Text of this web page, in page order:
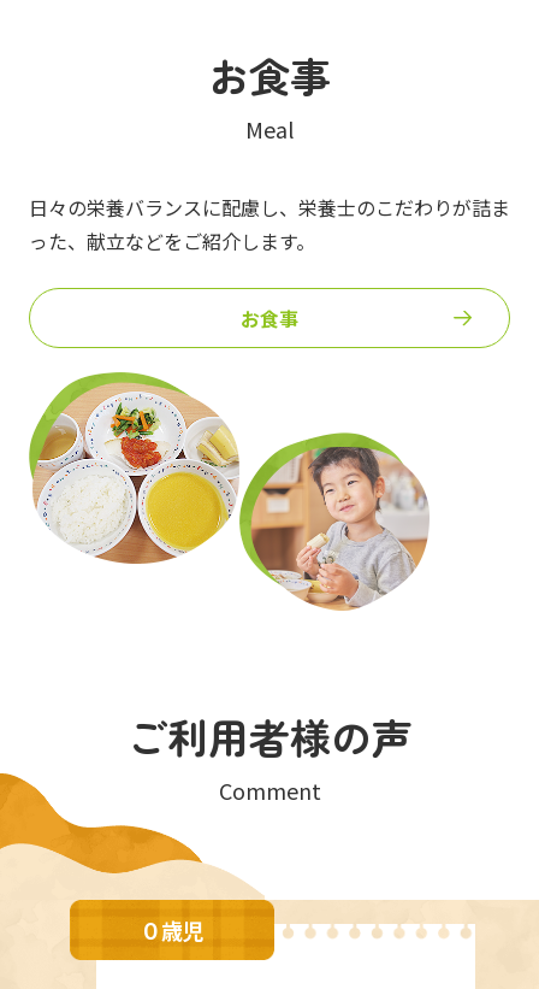
お食事
Meal
日々の栄養バランスに配慮し、栄養士のこだわりが詰ま
った、 献立などをご紹介します。
お食事
ご利用者様の声
Comment
０歳児